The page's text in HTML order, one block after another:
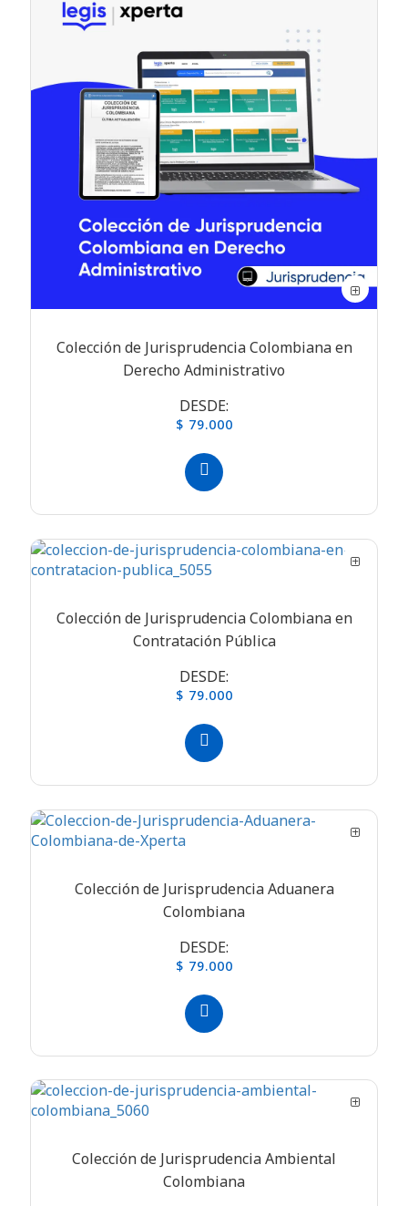
Colección de Jurisprudencia Colombiana en
Derecho Administrativo
DESDE:
$ 79.000
Colección de Jurisprudencia Colombiana en
Contratación Pública
DESDE:
$ 79.000
Colección de Jurisprudencia Aduanera
Colombiana
DESDE:
$ 79.000
Colección de Jurisprudencia Ambiental
Colombiana